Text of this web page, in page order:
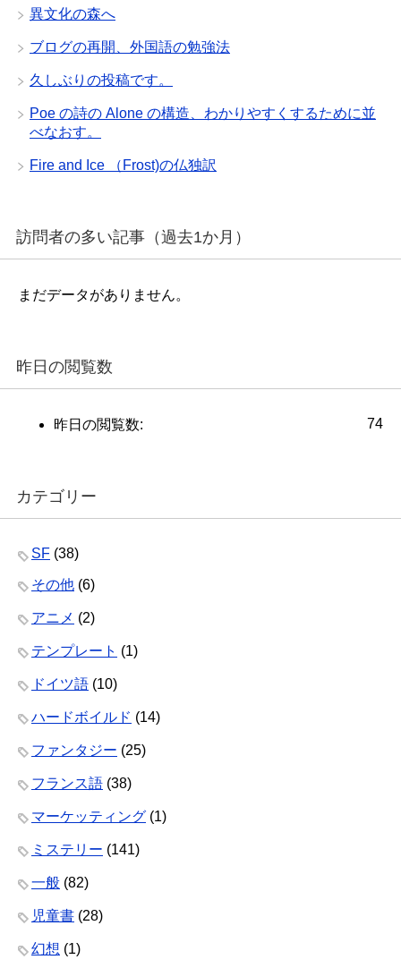
異文化の森へ
ブログの再開、外国語の勉強法
久しぶりの投稿です。
Poe の詩の Alone の構造、わかりやすくするために並
べなおす。
Fire and Ice （Frost)の仏独訳
訪問者の多い記事（過去1か月）
まだデータがありません。
昨日の閲覧数
74
昨日の閲覧数:
カテゴリー
SF (38)
その他 (6)
アニメ (2)
テンプレート (1)
ドイツ語 (10)
ハードボイルド (14)
ファンタジー (25)
フランス語 (38)
マーケッティング (1)
ミステリー (141)
一般 (82)
児童書 (28)
幻想 (1)